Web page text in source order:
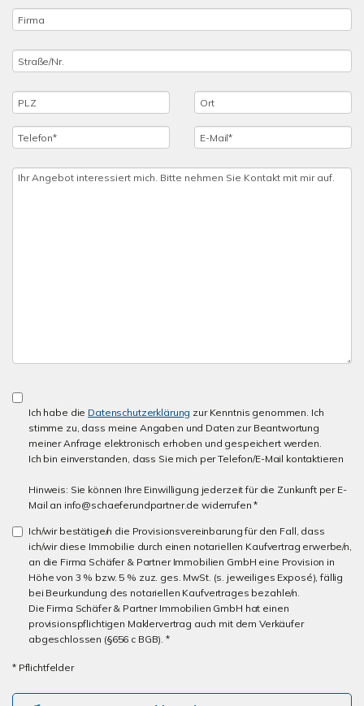
Ich habe die Datenschutzerklärung zur Kenntnis genommen. Ich
stimme zu, dass meine Angaben und Daten zur Beantwortung
meiner Anfrage elektronisch erhoben und gespeichert werden.
Ich bin einverstanden, dass Sie mich per Telefon/E-Mail kontaktieren
Hinweis: Sie können Ihre Einwilligung jederzeit für die Zunkunft per E-
Mail an info@schaeferundpartner.de widerrufen *
Ich/wir bestätige/n die Provisionsvereinbarung für den Fall, dass
ich/wir diese Immobilie durch einen notariellen Kaufvertrag erwerbe/n,
an die Firma Schäfer & Partner Immobilien GmbH eine Provision in
Höhe von 3 % bzw. 5 % zuz. ges. MwSt. (s. jeweiliges Exposé), fällig
bei Beurkundung des notariellen Kaufvertrages bezahle/n.
Die Firma Schäfer & Partner Immobilien GmbH hat einen
provisionspflichtigen Maklervertrag auch mit dem Verkäufer
abgeschlossen (§656 c BGB). *
* Pflichtfelder